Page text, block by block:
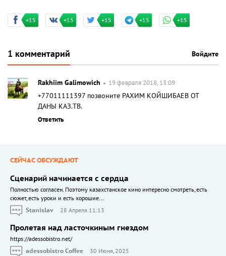
+15 +15 +15 +15 +15
1 комментарий Войдите
Rakhiim Galimowich 19 февраля 2018, 13:09
+77011111397 позвоните РАХИМ КОЙШИБАЕВ ОТ
ДАНЫ КАЗ.ТВ.
Ответить
СЕЙЧАС ОБСУЖДАЮТ
Сценарий начинается с сердца
Полностью согласен. Поэтому казахстанское кино интересно смотреть, есть
сюжет, есть уроки и есть хорошие...
Stanislav
28 Апреля 11:13
Пролетая над ласточкиным гнездом
https://adessobistro.net/
adessobistro Coffee
30 Июня, 2025